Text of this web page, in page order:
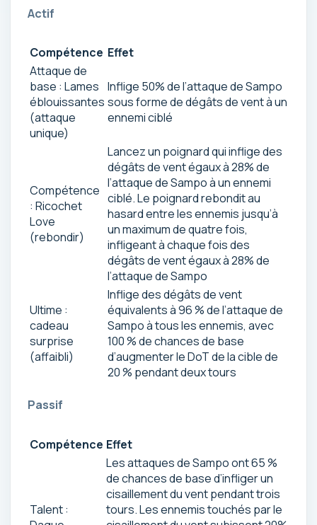
Actif
Compétence Effet
Attaque de
base : Lames
éblouissantes
(attaque
unique)
Inflige 50% de l’attaque de Sampo
sous forme de dégâts de vent à un
ennemi ciblé
Compétence
: Ricochet
Love
(rebondir)
Lancez un poignard qui inflige des
dégâts de vent égaux à 28% de
l’attaque de Sampo à un ennemi
ciblé. Le poignard rebondit au
hasard entre les ennemis jusqu’à
un maximum de quatre fois,
infligeant à chaque fois des
dégâts de vent égaux à 28% de
l’attaque de Sampo
Ultime :
cadeau
surprise
(affaibli)
Inflige des dégâts de vent
équivalents à 96 % de l’attaque de
Sampo à tous les ennemis, avec
100 % de chances de base
d’augmenter le DoT de la cible de
20 % pendant deux tours
Passif
Compétence Effet
Talent :
Les attaques de Sampo ont 65 %
de chances de base d’infliger un
cisaillement du vent pendant trois
tours. Les ennemis touchés par le